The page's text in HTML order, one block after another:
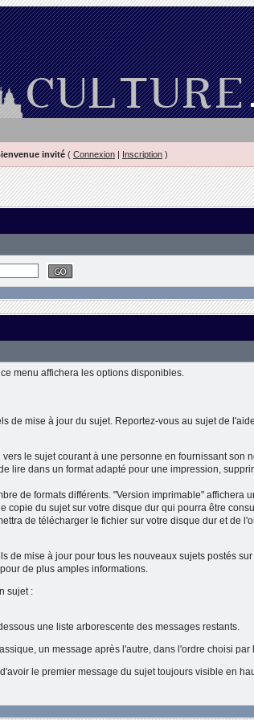
invité ( Connexion | Inscription )
menu affichera les options disponibles.
de mise à jour du sujet. Reportez-vous au sujet de
le sujet courant à une personne en fournissant son
lire dans un format adapté pour une impression,
de formats différents. "Version imprimable" affichera
copie du sujet sur votre disque dur qui pourra être
de télécharger le fichier sur votre disque dur et de
de mise à jour pour tous les nouveaux sujets postés
de plus amples informations.
sujet :
une liste arborescente des messages restants.
un message après l'autre, dans l'ordre choisi par
le premier message du sujet toujours visible en